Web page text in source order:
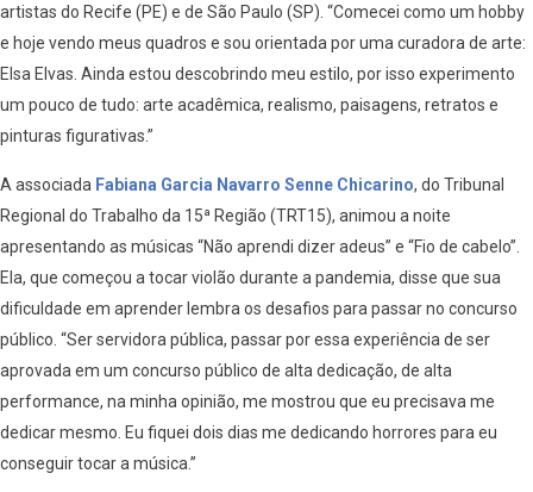
artistas do Recife (PE) e de São Paulo (SP). “Comecei como um hobby
e hoje vendo meus quadros e sou orientada por uma curadora de arte:
Elsa Elvas. Ainda estou descobrindo meu estilo, por isso experimento
um pouco de tudo: arte acadêmica, realismo, paisagens, retratos e
pinturas figurativas.”
A associada Fabiana Garcia Navarro Senne Chicarino, do Tribunal
Regional do Trabalho da 15ª Região (TRT15), animou a noite
apresentando as músicas “Não aprendi dizer adeus” e “Fio de cabelo”.
Ela, que começou a tocar violão durante a pandemia, disse que sua
dificuldade em aprender lembra os desafios para passar no concurso
público. “Ser servidora pública, passar por essa experiência de ser
aprovada em um concurso público de alta dedicação, de alta
performance, na minha opinião, me mostrou que eu precisava me
dedicar mesmo. Eu fiquei dois dias me dedicando horrores para eu
conseguir tocar a música.”